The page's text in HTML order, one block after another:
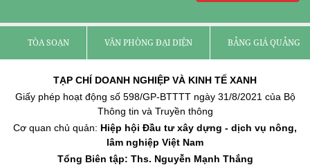
TÒA SOẠN VĂN PHÒNG ĐẠI DIỆN BẢNG GIÁ QUẢNG
TẠP CHÍ DOANH NGHIỆP VÀ KINH TẾ XANH
Giấy phép hoạt động số 598/GP-BTTTT ngày 31/8/2021 của Bộ
Thông tin và Truyền thông
Cơ quan chủ quản: Hiệp hội Đầu tư xây dựng - dịch vụ nông,
lâm nghiệp Việt Nam
Tổng Biên tập: Ths. Nguyễn Mạnh Thắng